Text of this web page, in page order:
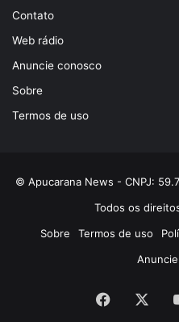
Contato
Web rádio
Anuncie conosco
Sobre
Termos de uso
© Apucarana News - CNPJ:
Todos os
Sobre
Termos de uso
Facebook